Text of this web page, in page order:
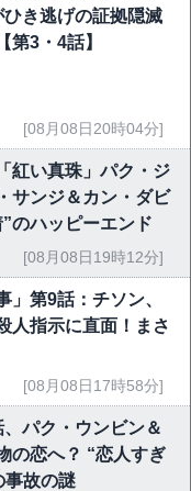
き逃げの証拠隠滅
第3・4話】
[08月08日20時04分]
紅い真珠」パク・ジ
サンジ＆カン・ダビ
のハッピーエンド
[08月08日19時12分]
」第9話：チソン、
人指示に直面！まさ
[08月08日17時58分]
、パク・ウンビン＆
の恋へ？ “恋人すぎ
事故の謎